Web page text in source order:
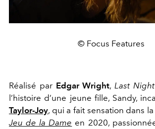
© Focus Features
Réalisé par Edgar Wright, Last
l’histoire d’une jeune fille, Sandy,
Taylor-Joy, qui a fait sensation dans
Jeu de la Dame en 2020,